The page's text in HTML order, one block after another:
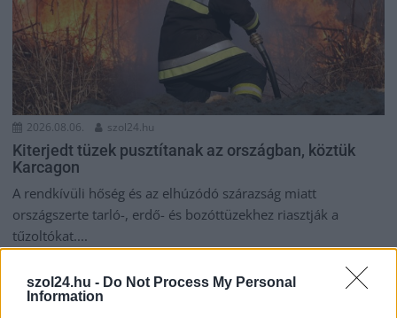
szol24.hu - Do Not Process My Personal
Information
2026.08.06. szol24.hu
Kiterjedt tüzek pusztítanak az országban, köztük
Karcagon
A rendkívüli hőség és az elhúzódó szárazság miatt
országszerte tarló-, erdő- és bozóttüzekhez riasztják a
tűzoltókat....